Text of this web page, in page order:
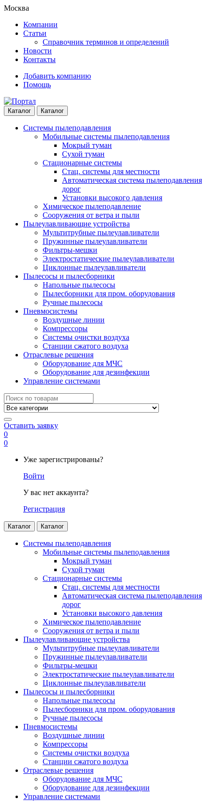
Skip
navigation
Skip
content
Москва
Компании
Статьи
Справочник терминов и определений
Новости
Контакты
Добавить компанию
Помощь
Каталог Каталог
Системы пылеподавления
Мобильные системы пылеподавления
Мокрый туман
Сухой туман
Стационарные системы
Стац. системы для местности
Автоматическая система пылеподавления
дорог
Установки высокого давления
Химическое пылеподавление
Сооружения от ветра и пыли
Пылеулавливающие устройства
Мультитрубные пылеулавливатели
Пружинные пылеулавливатели
Фильтры-мешки
Электростатические пылеулавливатели
Циклонные пылеулавливатели
Пылесосы и пылесборники
Напольные пылесосы
Пылесборники для пром. оборудования
Ручные пылесосы
Пневмосистемы
Воздушные линии
Компрессоры
Системы очистки воздуха
Станции сжатого воздуха
Отраслевые решения
Оборудование для МЧС
Оборудование для дезинфекции
Управление системами
Search
for:
Оставить заявку
0
0
Уже зарегистрированы?
Войти
У вас нет аккаунта?
Регистрация
Каталог Каталог
Системы пылеподавления
Мобильные системы пылеподавления
Мокрый туман
Сухой туман
Стационарные системы
Стац. системы для местности
Автоматическая система пылеподавления
дорог
Установки высокого давления
Химическое пылеподавление
Сооружения от ветра и пыли
Пылеулавливающие устройства
Мультитрубные пылеулавливатели
Пружинные пылеулавливатели
Фильтры-мешки
Электростатические пылеулавливатели
Циклонные пылеулавливатели
Пылесосы и пылесборники
Напольные пылесосы
Пылесборники для пром. оборудования
Ручные пылесосы
Пневмосистемы
Воздушные линии
Компрессоры
Системы очистки воздуха
Станции сжатого воздуха
Отраслевые решения
Оборудование для МЧС
Оборудование для дезинфекции
Управление системами